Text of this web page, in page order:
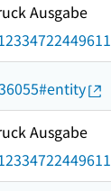
Ausgabe
Ausgabe